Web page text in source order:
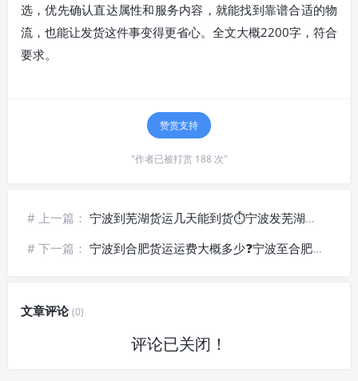
选，优先确认直达属性和服务内容，就能找到靠谱合适的物
流，也能让发货这件事变得更省心。全文大概2200字，符合
要求。
赞赏支持
"作者已被打赏 188 次"
# 上一篇： 宁波到芜湖货运几天能到货⏱️宁波发芜湖物流公司_整车零担派送
# 下一篇： 宁波到合肥货运运费大概多少❓宁波至合肥物流专线_低价直达运输
文章评论(0)
评论已关闭！